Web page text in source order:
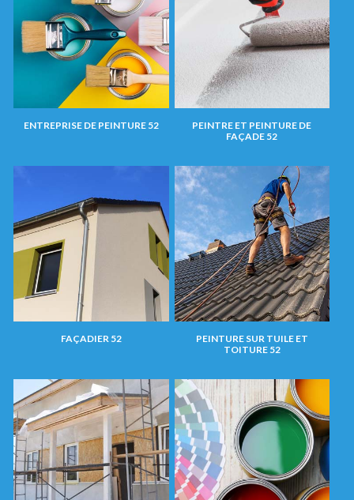
ENTREPRISE DE PEINTURE 52
PEINTRE ET PEINTURE DE
FAÇADE 52
FAÇADIER 52
PEINTURE SUR TUILE ET
TOITURE 52